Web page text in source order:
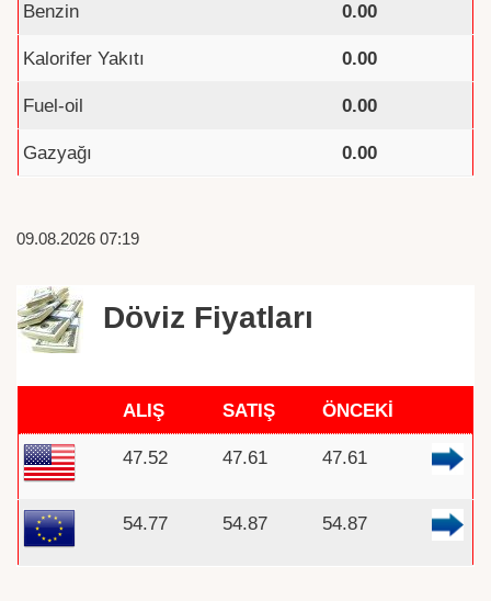
Benzin 0.00
Kalorifer Yakıtı 0.00
Fuel-oil 0.00
Gazyağı 0.00
09.08.2026 07:19
Döviz Fiyatları
ALIŞ SATIŞ ÖNCEKİ
47.52 47.61 47.61
54.77 54.87 54.87